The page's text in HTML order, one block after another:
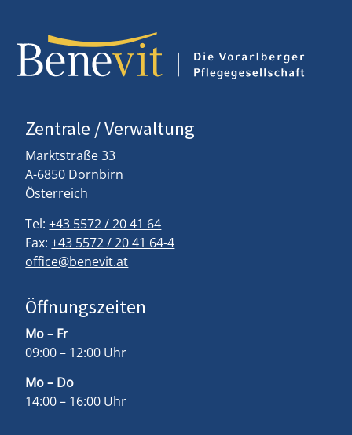
Zentrale / Verwaltung
Marktstraße 33
A-6850 Dornbirn
Österreich
Tel:+43 5572 / 20 41 64
Fax:+43 5572 / 20 41 64-4
office@benevit.at
Öffnungszeiten
Mo – Fr
09:00 – 12:00 Uhr
Mo – Do
14:00 – 16:00 Uhr